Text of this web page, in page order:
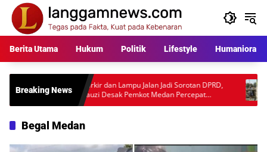
Langsung
konten
Berita Utama Hukum Politik Lifestyle Humaniora
Breaking NewsParkir dan Lampu Jalan Jadi Sorotan DPRD,
Fauzi Desak Pemkot Medan Percepat
Pembenahan
Warga
Rp397
Desakan
Begal Medan